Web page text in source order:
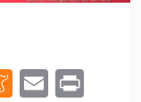
Meneame
Email